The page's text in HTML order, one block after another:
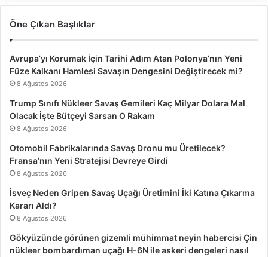
Öne Çıkan Başlıklar
Avrupa’yı Korumak İçin Tarihi Adım Atan Polonya’nın Yeni
Füze Kalkanı Hamlesi Savaşın Dengesini Değiştirecek mi?
8 Ağustos 2026
Trump Sınıfı Nükleer Savaş Gemileri Kaç Milyar Dolara Mal
Olacak İşte Bütçeyi Sarsan O Rakam
8 Ağustos 2026
Otomobil Fabrikalarında Savaş Dronu mu Üretilecek?
Fransa’nın Yeni Stratejisi Devreye Girdi
8 Ağustos 2026
İsveç Neden Gripen Savaş Uçağı Üretimini İki Katına Çıkarma
Kararı Aldı?
8 Ağustos 2026
Gökyüzünde görünen gizemli mühimmat neyin habercisi Çin
nükleer bombardıman uçağı H-6N ile askeri dengeleri nasıl